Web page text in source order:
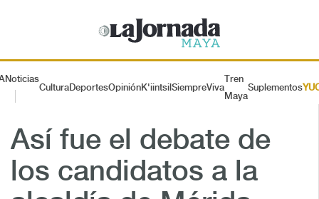
Noticias
CulturaDeportesOpiniónK'iintsil SiempreViva
Tren
Maya
Suplementos
Así fue el debate de
los candidatos a la